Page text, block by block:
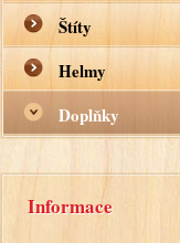
Štíty
Helmy
Doplňky
Informace